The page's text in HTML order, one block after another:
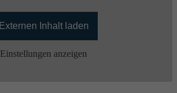
Externen Inhalt laden
Einstellungen anzeigen